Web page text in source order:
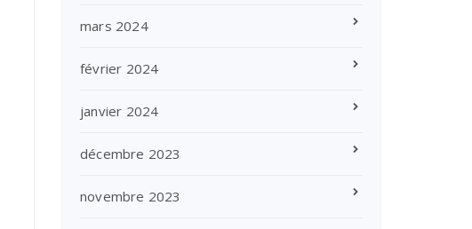
mars 2024
février 2024
janvier 2024
décembre 2023
novembre 2023